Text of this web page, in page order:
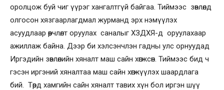
оролцож буй чиг үүрэг хангалтгүй байгаа. Тиймээс зөвлөлд
олгосон хязгаарлагдмал журманд эрх нэмүүлэх
асуудлаар өөрчлөлт оруулах саналыг ХЗДХЯ-д оруулахаар
ажиллаж байна. Дээр би хэлсэнчлэн гадны улс орнуудад
Иргэдийн зөвлөлийн хяналт маш сайн хөгжсөн. Тиймээс бид ч
гэсэн иргэний хяналтаа маш сайн хөгжүүлэх шаардлага
бий. Төрд хамгийн сайн хяналт тавих хүн бол иргэн шүү